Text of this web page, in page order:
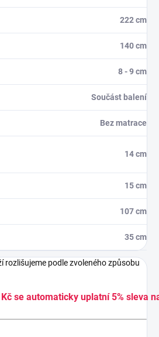
222 cm
140 cm
8 - 9 cm
Součást balení
Bez matrace
14 cm
15 cm
107 cm
35 cm
rozlišujeme podle zvoleného způsobu
se automaticky uplatní 5% sleva